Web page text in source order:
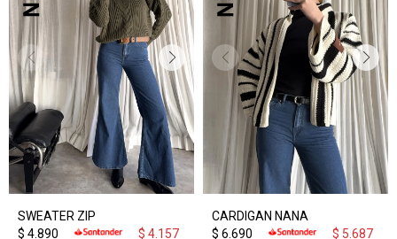
SWEATER ZIP
$ 4.890 $ 4.157
CARDIGAN NANA
$ 6.690 $ 5.687